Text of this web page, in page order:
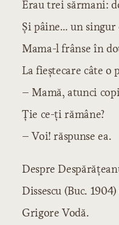
Erau trei sărmani:
Şi pâine… un
Mama-l frânse în
La fieştecare câte o
– Mamă, atunci
Ţie ce-ţi rămâne?
– Voi! răspunse ea.
Despre
Dissescu (Buc.
Grigore Vodă.